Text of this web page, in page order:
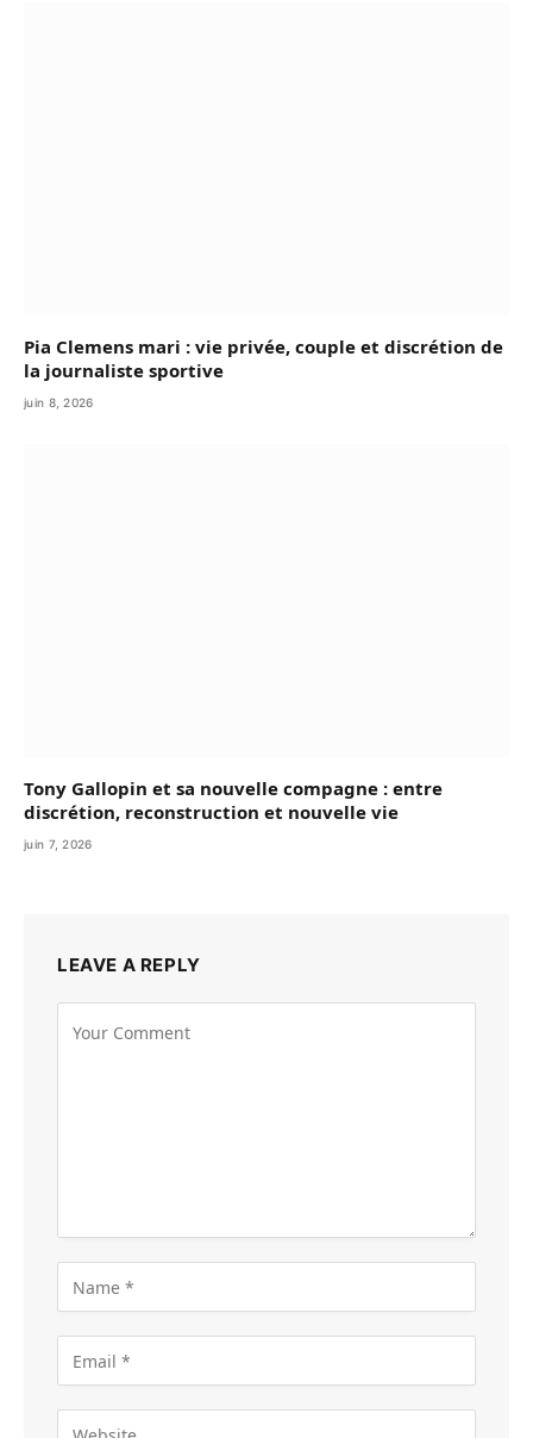
Pia Clemens mari : vie privée, couple et discrétion de
la journaliste sportive
juin 8, 2026
Tony Gallopin et sa nouvelle compagne : entre
discrétion, reconstruction et nouvelle vie
juin 7, 2026
LEAVE A REPLY